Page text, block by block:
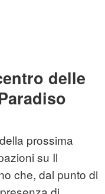
delle
prossima
su Il
che, dal punto di